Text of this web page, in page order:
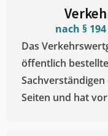
nach §
Das
öffentlich
Seiten und hat